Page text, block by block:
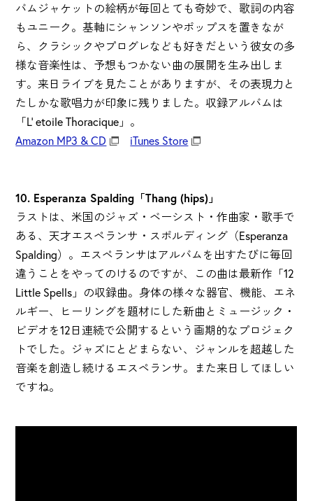
バムジャケットの絵柄が毎回とても奇妙で、歌詞の内容
もユニーク。基軸にシャンソンやポップスを置きなが
ら、クラシックやプログレなども好きだという彼女の多
様な音楽性は、予想もつかない曲の展開を生み出しま
す。来日ライブを見たことがありますが、その表現力と
たしかな歌唱力が印象に残りました。収録アルバムは
「L' etoile Thoracique」。
Amazon MP3 & CD
iTunes Store
10. Esperanza Spalding「Thang (hips)」
ラストは、米国のジャズ・ベーシスト・作曲家・歌手で
ある、天才エスペランサ・スポルディング（Esperanza
Spalding）。エスペランサはアルバムを出すたびに毎回
違うことをやってのけるのですが、この曲は最新作「12
Little Spells」の収録曲。身体の様々な器官、機能、エネ
ルギー、ヒーリングを題材にした新曲とミュージック・
ビデオを12日連続で公開するという画期的なプロジェク
トでした。ジャズにとどまらない、ジャンルを超越した
音楽を創造し続けるエスペランサ。また来日してほしい
ですね。